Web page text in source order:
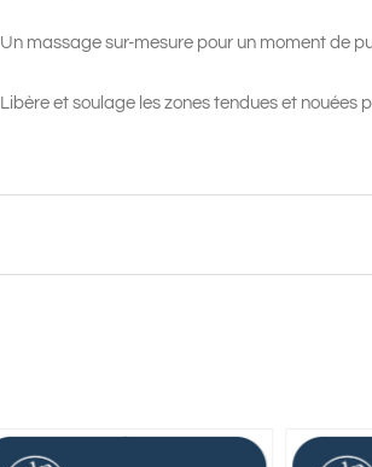
Un massage sur-mesure pour un moment de
Libère et soulage les zones tendues et nouées